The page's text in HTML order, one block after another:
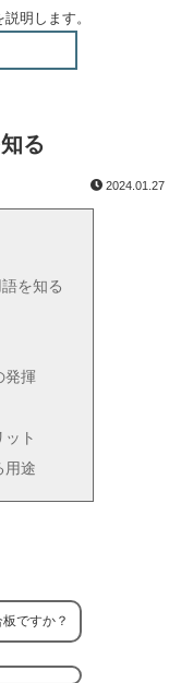
明します。
る
2024.01.27
を知る
発揮
ト
用途
ですか？